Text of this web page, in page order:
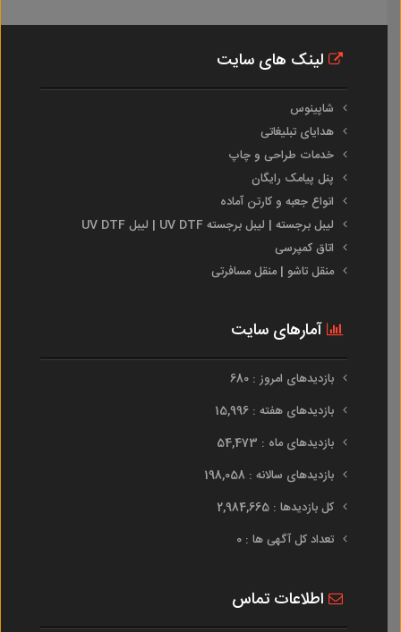
لینک های سایت
شاپینوس
هدایای تبلیغاتی
خدمات طراحی و چاپ
پنل پیامک رایگان
انواع جعبه و کارتن آماده
لیبل برجسته | لیبل برجسته UV DTF | لیبل UV DTF
اتاق کمپرسی
منقل تاشو | منقل مسافرتی
آمارهای سایت
بازدیدهای امروز : 680
بازدیدهای هفته : 15,996
بازدیدهای ماه : 54,473
بازدیدهای سالانه : 198,058
کل بازدیدها : 2,984,665
تعداد کل آگهی ها : 0
اطلاعات تماس